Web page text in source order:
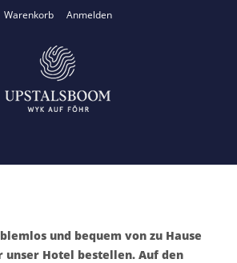
Warenkorb Anmelden
und bequem von zu Hause
unser Hotel bestellen. Auf den